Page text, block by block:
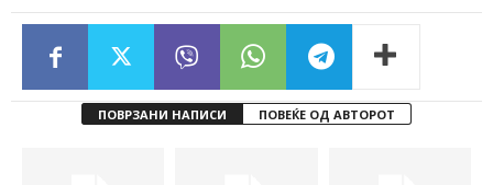
ПОВРЗАНИ НАПИСИ ПОВЕЌЕ ОД АВТОРОТ